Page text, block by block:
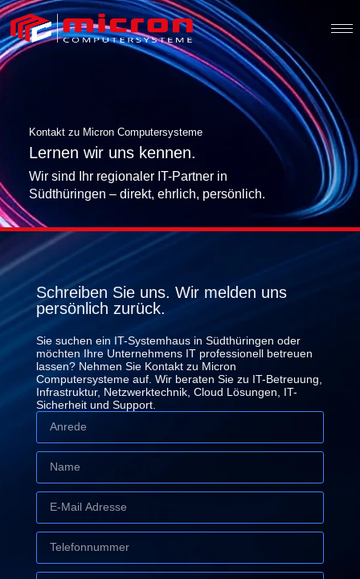
Kontakt zu Micron Computersysteme
Lernen wir uns kennen.
Wir sind Ihr regionaler IT-Partner in
Südthüringen – direkt, ehrlich, persönlich.
Schreiben Sie uns. Wir melden uns
persönlich zurück.
Sie suchen ein IT-Systemhaus in Südthüringen oder
möchten Ihre Unternehmens IT professionell betreuen
lassen? Nehmen Sie Kontakt zu Micron
Computersysteme auf. Wir beraten Sie zu IT-Betreuung,
Infrastruktur, Netzwerktechnik, Cloud Lösungen, IT-
Sicherheit und Support.